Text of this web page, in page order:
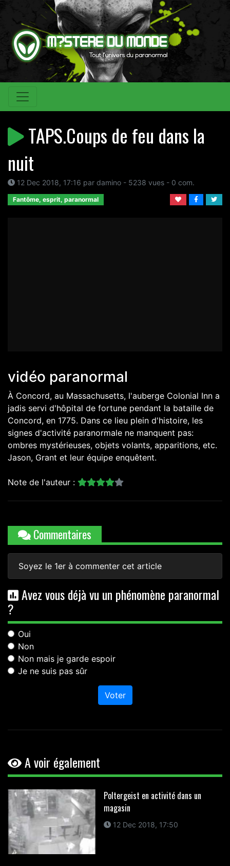
TAPS.Coups de feu dans la
nuit
12 Dec 2018, 17:16 par damino - 5238 vues - 0 com.
Fantôme, esprit, paranormal
vidéo paranormal
À Concord, au Massachusetts, l'auberge Colonial Inn a
jadis servi d'hôpital de fortune pendant la bataille de
Concord, en 1775. Dans ce lieu plein d'histoire, les
signes d'activité paranormale ne manquent pas:
ombres mystérieuses, objets volants, apparitions, etc.
Jason, Grant et leur équipe enquêtent.
Note de l'auteur :
Commentaires
Soyez le 1er à commenter cet article
Avez vous déjà vu un phénomène paranormal
?
Oui
Non
Non mais je garde espoir
Je ne suis pas sûr
Voter
A voir également
Poltergeist en activité dans un
magasin
12 Dec 2018, 17:50